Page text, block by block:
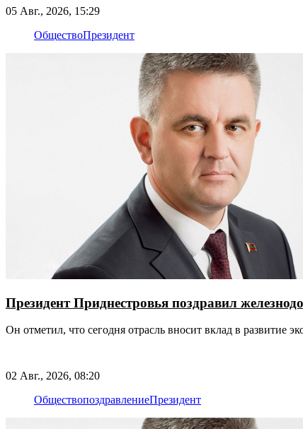
05 Авг., 2026, 15:29
ОбществоПрезидент
Президент Приднестровья поздравил
Он отметил, что сегодня отрасль вносит вклад в развитие
02 Авг., 2026, 08:20
ОбществопоздравлениеПрезидент